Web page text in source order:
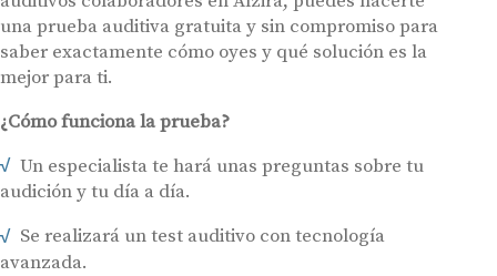
una prueba auditiva gratuita y sin compromiso para
saber exactamente cómo oyes y qué solución es la
mejor para ti.
¿Cómo funciona la prueba?
Un especialista te hará unas preguntas sobre tu
audición y tu día a día.
Se realizará un test auditivo con tecnología
avanzada.
Audífonos
Centros Auditivos